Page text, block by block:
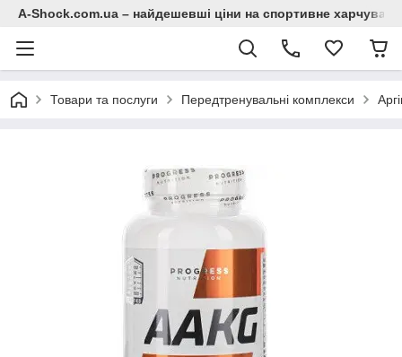
A-Shock.com.ua – найдешевші ціни на спортивне
Товари та послуги Передтренувальні комплекси